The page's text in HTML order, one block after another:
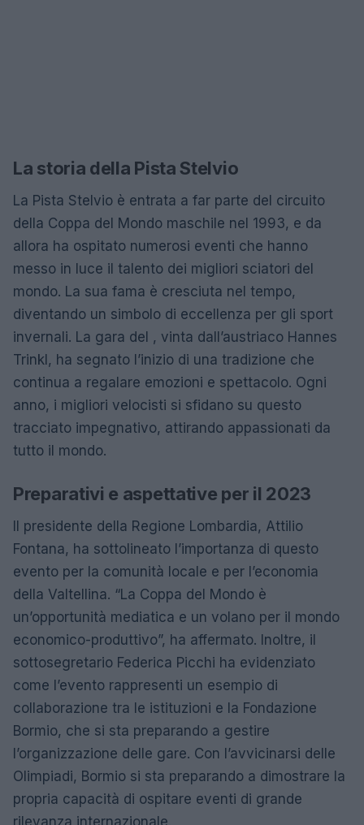
La storia della Pista Stelvio
La Pista Stelvio è entrata a far parte del circuito
della Coppa del Mondo maschile nel 1993, e da
allora ha ospitato numerosi eventi che hanno
messo in luce il talento dei migliori sciatori del
mondo. La sua fama è cresciuta nel tempo,
diventando un simbolo di eccellenza per gli sport
invernali. La gara del , vinta dall’austriaco Hannes
Trinkl, ha segnato l’inizio di una tradizione che
continua a regalare emozioni e spettacolo. Ogni
anno, i migliori velocisti si sfidano su questo
tracciato impegnativo, attirando appassionati da
tutto il mondo.
Preparativi e aspettative per il 2023
Il presidente della Regione Lombardia, Attilio
Fontana, ha sottolineato l’importanza di questo
evento per la comunità locale e per l’economia
della Valtellina. “La Coppa del Mondo è
un’opportunità mediatica e un volano per il mondo
economico-produttivo”, ha affermato. Inoltre, il
sottosegretario Federica Picchi ha evidenziato
come l’evento rappresenti un esempio di
collaborazione tra le istituzioni e la Fondazione
Bormio, che si sta preparando a gestire
l’organizzazione delle gare. Con l’avvicinarsi delle
Olimpiadi, Bormio si sta preparando a dimostrare la
propria capacità di ospitare eventi di grande
rilevanza internazionale.